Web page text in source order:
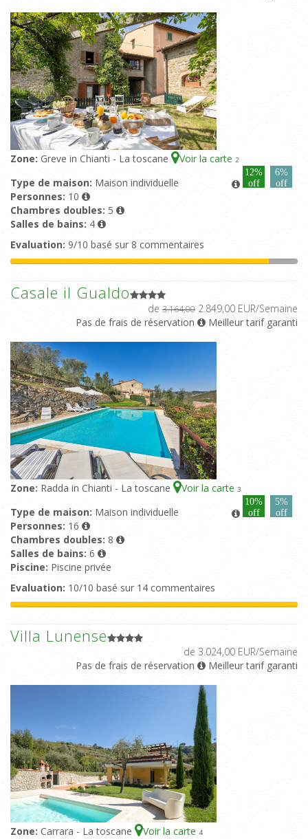
Zone: Greve in Chianti - La toscane Voir la carte 2
12%
off
6%
off
Type de maison: Maison individuelle
Personnes: 10
Chambres doubles: 5
Salles de bains: 4
Evaluation: 9/10 basé sur 8 commentaires
Casale il Gualdo
de 3.164,00 2.849,00 EUR/Semaine
Pas de frais de réservation
Meilleur tarif garanti
Zone: Radda in Chianti - La toscane Voir la carte 3
10%
off
5%
off
Type de maison: Maison individuelle
Personnes: 16
Chambres doubles: 8
Salles de bains: 6
Piscine: Piscine privée
Evaluation: 10/10 basé sur 14 commentaires
Villa Lunense
de 3.024,00 EUR/Semaine
Pas de frais de réservation
Meilleur tarif garanti
Zone: Carrara - La toscane Voir la carte 4